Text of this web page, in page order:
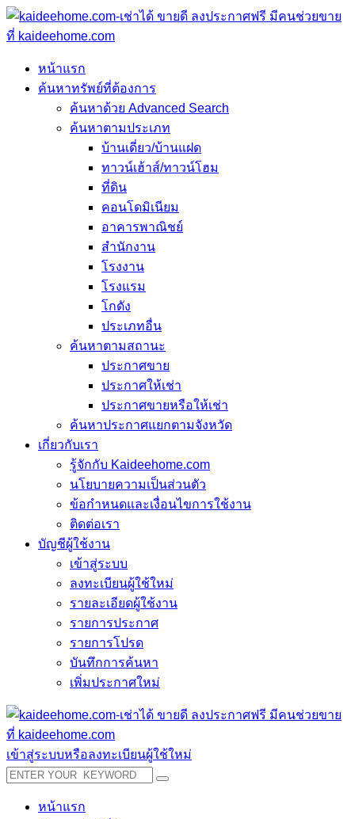
หน้าแรก
ค้นหาทรัพย์ที่ต้องการ
ค้นหาด้วย Advanced Search
ค้นหาตามประเภท
บ้านเดี่ยว/บ้านแฝด
ทาวน์เฮ้าส์/ทาวน์โฮม
ที่ดิน
คอนโดมิเนียม
อาคารพาณิชย์
สำนักงาน
โรงงาน
โรงแรม
โกดัง
ประเภทอื่น
ค้นหาตามสถานะ
ประกาศขาย
ประกาศให้เช่า
ประกาศขายหรือให้เช่า
ค้นหาประกาศแยกตามจังหวัด
เกี่ยวกับเรา
รู้จักกับ Kaideehome.com
นโยบายความเป็นส่วนตัว
ข้อกำหนดและเงื่อนไขการใช้งาน
ติดต่อเรา
บัญชีผู้ใช้งาน
เข้าสู่ระบบ
ลงทะเบียนผู้ใช้ใหม่
รายละเอียดผู้ใช้งาน
รายการประกาศ
รายการโปรด
บันทึกการค้นหา
เพิ่มประกาศใหม่
เข้าสู่ระบบหรือลงทะเบียนผู้ใช้ใหม่
หน้าแรก